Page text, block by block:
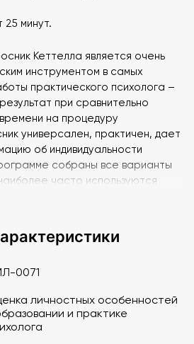
минут.
Кеттелла является очень
инструментом в самых
практического психолога –
при сравнительно
на процедуру
универсален, практичен, дает
об индивидуальности
собраны все варианты
часто используются
вариант (142 вопроса/ 12-
0071
личностных особенностей
и практике